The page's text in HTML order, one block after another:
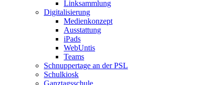
Linksammlung
Digitalisierung
Medienkonzept
Ausstattung
iPads
WebUntis
Teams
Schnuppertage an der PSL
Schulkiosk
Ganztagsschule